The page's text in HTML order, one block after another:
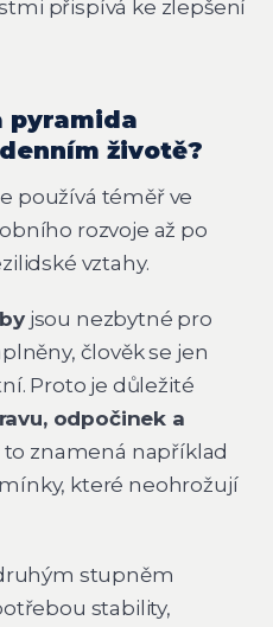
přispívá ke zlepšení
pyramida
životě?
používá téměř ve
rozvoje až po
vztahy.
jsou nezbytné pro
člověk se jen
Proto je důležité
odpočinek a
to znamená například
které neohrožují
stupněm
stability,